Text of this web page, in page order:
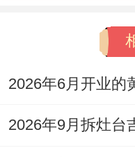
畜、牧养、出火、
入殓；吉时：子
（01:00-02：59
2026年9月拆灶台